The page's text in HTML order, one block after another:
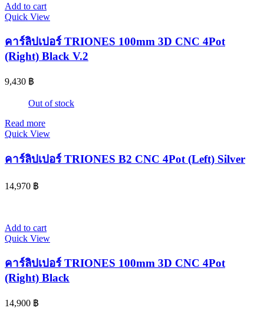
Add to cart
Quick View
คาร์ลิปเปอร์ TRIONES 100mm 3D CNC 4Pot
(Right) Black V.2
9,430 ฿
Out of stock
Read more
Quick View
คาร์ลิปเปอร์ TRIONES B2 CNC 4Pot (Left) Silver
14,970 ฿
Add to cart
Quick View
คาร์ลิปเปอร์ TRIONES 100mm 3D CNC 4Pot
(Right) Black
14,900 ฿